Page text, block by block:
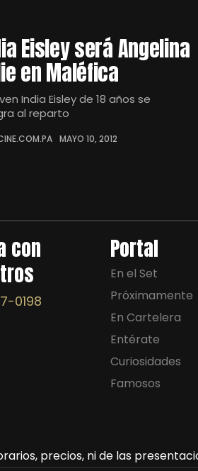
Eisley será Angelina
en Maléfica
India Eisley de 18 años se
al reparto
MAYO 10, 2012
con
0198
Portal
En el Set
Próximamente
En Cartelera
Entérate
Curiosidades
Famosos
precios, ni de las